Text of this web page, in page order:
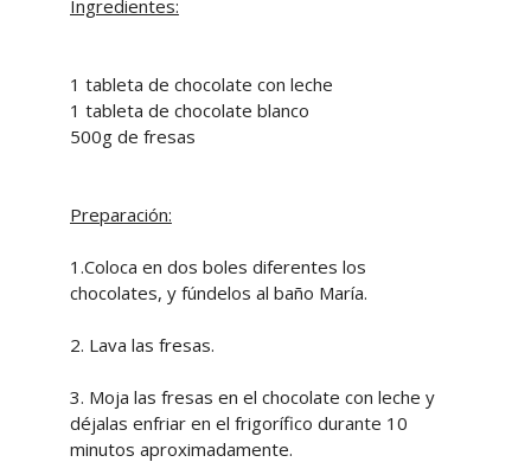
Ingredientes:
1 tableta de chocolate con leche
1 tableta de chocolate blanco
500g de fresas
Preparación:
1.Coloca en dos boles diferentes los
chocolates, y fúndelos al baño María.
2. Lava las fresas.
3. Moja las fresas en el chocolate con leche y
déjalas enfriar en el frigorífico durante 10
minutos aproximadamente.